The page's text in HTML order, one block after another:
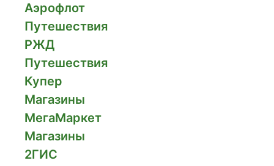
Аэрофлот
Путешествия
РЖД
Путешествия
Купер
Магазины
МегаМаркет
Магазины
2ГИС